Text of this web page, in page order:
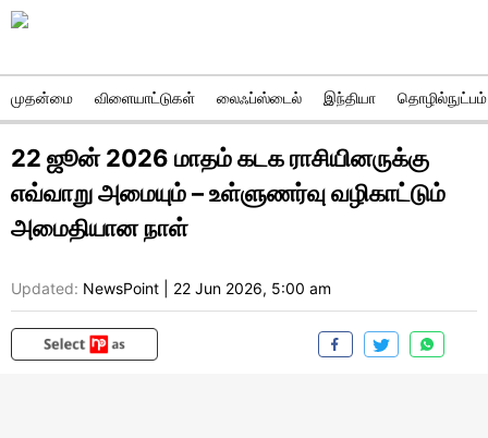
முதன்மை விளையாட்டுகள் லைஃப்ஸ்டைல் இந்தியா தொழில்நுட்பம்
22 ஜூன் 2026 மாதம் கடக ராசியினருக்கு
எவ்வாறு அமையும் – உள்ளுணர்வு வழிகாட்டும்
அமைதியான நாள்
Updated: NewsPoint 22 Jun 2026, 5:00 am